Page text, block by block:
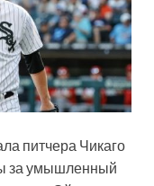
питчера Чикаго
за умышленный